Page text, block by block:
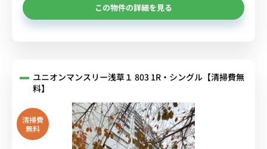
この物件の詳細を見る
ユニオンマンスリー浅草１ 803 1R・シングル【清掃費無
料】
清掃費
無料